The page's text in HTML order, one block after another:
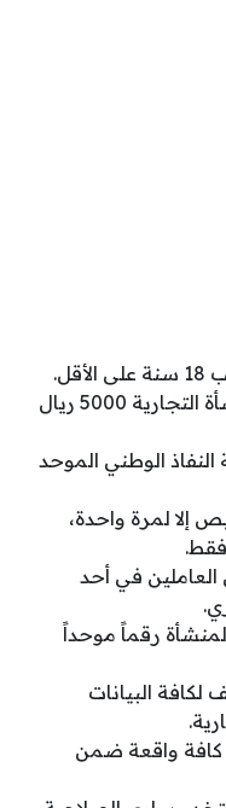
يجب أن يكون رأس مال المنشأة التجارية 5000 ريال
الوطني الموحد
إلا لمرة واحدة،
في أحد
رقماً موحداً
البيانات
كافة واقعة ضمن